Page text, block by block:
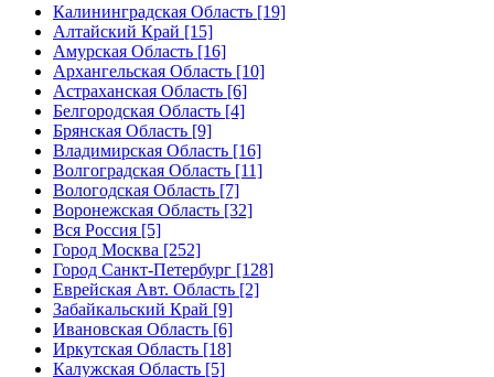
Калининградская Область [19]
Алтайский Край [15]
Амурская Область [16]
Архангельская Область [10]
Астраханская Область [6]
Белгородская Область [4]
Брянская Область [9]
Владимирская Область [16]
Волгоградская Область [11]
Вологодская Область [7]
Воронежская Область [32]
Вся Россия [5]
Город Москва [252]
Город Санкт-Петербург [128]
Еврейская Авт. Область [2]
Забайкальский Край [9]
Ивановская Область [6]
Иркутская Область [18]
Калужская Область [5]